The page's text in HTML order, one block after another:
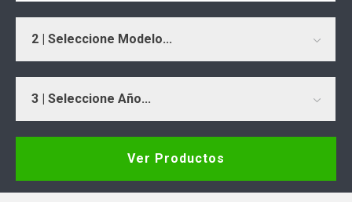
2 | Seleccione Modelo...
3 | Seleccione Año...
Ver Productos